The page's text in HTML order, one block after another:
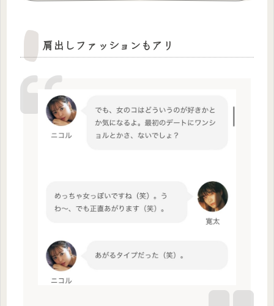
肩出しファッションもアリ